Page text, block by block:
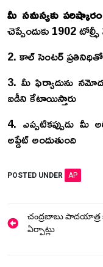
మీ సమస్యకు
చెప్పేందుకు 1902
2. కాల్ సెంటర్
3. మీ ఫిర్యాదును
ఐడీని కేటాయిస్తారు
4. ఎప్పటికప్పుడు మీ
అప్డేట్ అందుతుంది
POSTED UNDER AP
Post
navigation
చంద్రబాబు పాదయాత్ర
ఏర్పాట్లు